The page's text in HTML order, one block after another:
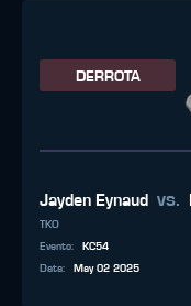
DERROTA
Jayden Eynaud vs.
TKO
Evento:
KC54
Data: May 02 2025